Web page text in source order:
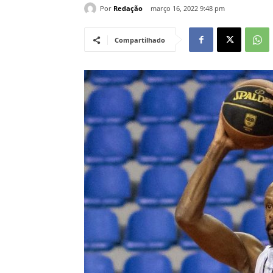
Por Redação março 16, 2022 9:48 pm
Compartilhado